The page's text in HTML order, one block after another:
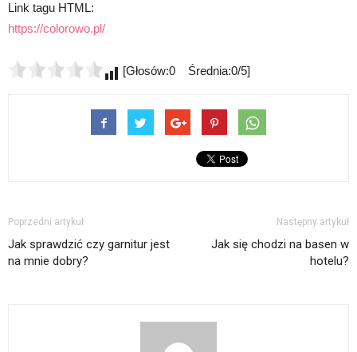
Link tagu HTML:
https://colorowo.pl/
[Głosów:0 Średnia:0/5]
Poprzedni artykuł
Jak sprawdzić czy garnitur jest
na mnie dobry?
Następny artykuł
Jak się chodzi na basen w
hotelu?